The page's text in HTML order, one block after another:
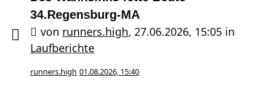
34.Regensburg-MA
von runners.high, 27.06.2026, 15:05 in
Laufberichte
runners.high 01.08.2026, 15:40